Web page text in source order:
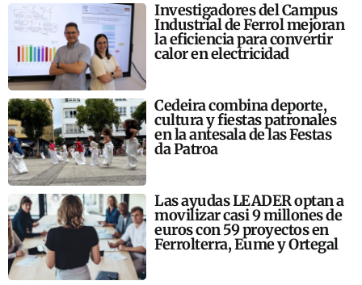
Investigadores del Campus
Industrial de Ferrol mejoran
la eficiencia para convertir
calor en electricidad
Cedeira combina deporte,
cultura y fiestas patronales
en la antesala de las Festas
da Patroa
Las ayudas LEADER optan a
movilizar casi 9 millones de
euros con 59 proyectos en
Ferrolterra, Eume y Ortegal